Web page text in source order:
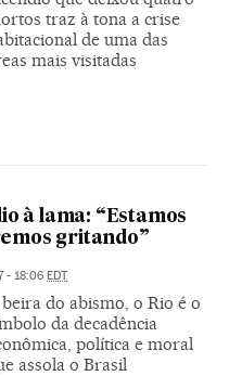
traz à tona a crise
de uma das
mais visitadas
à lama: “Estamos
gritando”
- 18:06 EDT
do abismo, o Rio é o
da decadência
política e moral
assola o Brasil